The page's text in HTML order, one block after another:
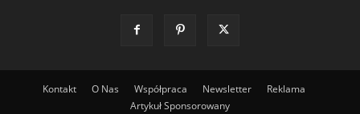
Kontakt O Nas Współpraca Newsletter
Reklama
Artykuł Sponsorowany